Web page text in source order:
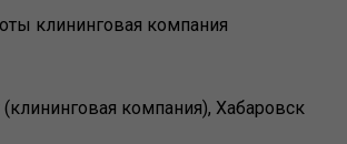
клининговая компания
компания), Хабаровск